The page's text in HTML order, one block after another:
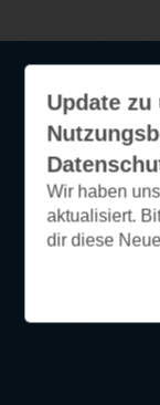
Update zu
Wir haben
aktualisiert.
dir diese